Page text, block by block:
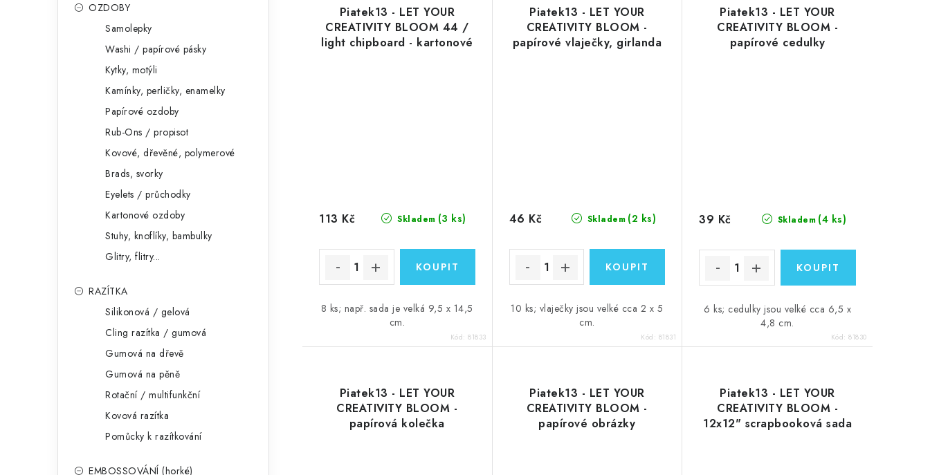
OZDOBY
Samolepky
Washi / papírové pásky
Kytky, motýli
Kamínky, perličky, enamelky
Papírové ozdoby
Rub-Ons / propisot
Kovové, dřevěné, polymerové
Brads, svorky
Eyelets / průchodky
Kartonové ozdoby
Stuhy, knoflíky, bambulky
Glitry, flitry...
RAZÍTKA
Silikonová / gelová
Cling razítka / gumová
Gumová na dřevě
Gumová na pěně
Rotační / multifunkční
Kovová razítka
Pomůcky k razítkování
EMBOSSOVÁNÍ (horké)
Piatek13 - LET YOUR
CREATIVITY BLOOM 44 /
light chipboard - kartonové
Skladem (3 ks)
113 Kč
8 ks; např. sada je velká 9,5 x 14,5
cm.
Kód:81833
Piatek13 - LET YOUR
CREATIVITY BLOOM -
papírové vlaječky, girlanda
Skladem (2 ks)
46 Kč
10 ks; vlaječky jsou velké cca 2 x 5
cm.
Kód: 81831
Piatek13 - LET YOUR
CREATIVITY BLOOM -
papírové cedulky
Skladem (4 ks)
39 Kč
6 ks; cedulky jsou velké cca 6,5 x
4,8 cm.
Kód:81830
Piatek13 - LET YOUR
CREATIVITY BLOOM -
papírová kolečka
Piatek13 - LET YOUR
CREATIVITY BLOOM -
papírové obrázky
Piatek13 - LET YOUR
CREATIVITY BLOOM -
12x12" scrapbooková sada